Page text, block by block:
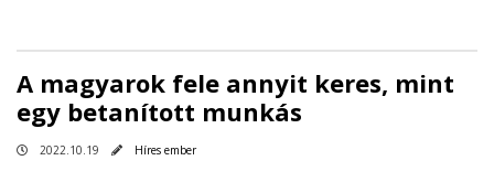
A magyarok fele annyit keres, mint
egy betanított munkás
2022.10.19 Híres ember